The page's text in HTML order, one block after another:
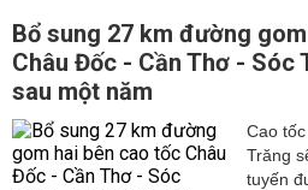
Bổ sung 27 km đường
Châu Đốc - Cần Thơ - Sóc
sau một năm
Cao
Trăng
tuyến